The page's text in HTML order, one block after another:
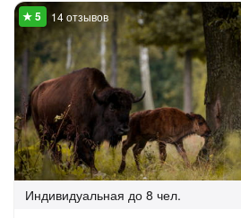
14 отзывов
Индивидуальная до 8 чел.